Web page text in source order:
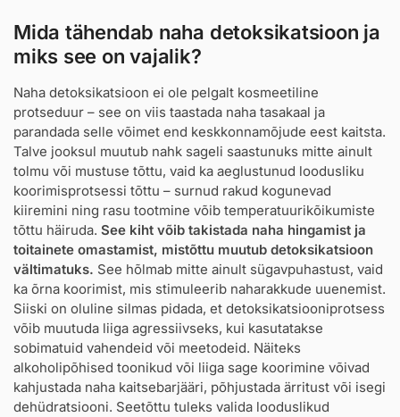
Mida tähendab naha detoksikatsioon ja
miks see on vajalik?
Naha detoksikatsioon ei ole pelgalt kosmeetiline
protseduur – see on viis taastada naha tasakaal ja
parandada selle võimet end keskkonnamõjude eest kaitsta.
Talve jooksul muutub nahk sageli saastunuks mitte ainult
tolmu või mustuse tõttu, vaid ka aeglustunud loodusliku
koorimisprotsessi tõttu – surnud rakud kogunevad
kiiremini ning rasu tootmine võib temperatuurikõikumiste
tõttu häiruda. See kiht võib takistada naha hingamist ja
toitainete omastamist, mistõttu muutub detoksikatsioon
vältimatuks. See hõlmab mitte ainult sügavpuhastust, vaid
ka õrna koorimist, mis stimuleerib naharakkude uuenemist.
Siiski on oluline silmas pidada, et detoksikatsiooniprotsess
võib muutuda liiga agressiivseks, kui kasutatakse
sobimatuid vahendeid või meetodeid. Näiteks
alkoholipõhised toonikud või liiga sage koorimine võivad
kahjustada naha kaitsebarjääri, põhjustada ärritust või isegi
dehüdratsiooni. Seetõttu tuleks valida looduslikud